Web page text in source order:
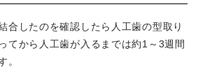
合したのを確認したら人工歯の型取り
てから人工歯が入るまでは約1～3週間
。